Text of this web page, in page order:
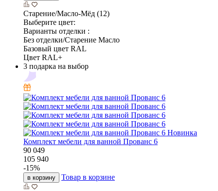
Старение/Масло-Мёд (12)
Выберите цвет:
Варианты отделки :
Без отделки/Старение Масло
Базовый цвет RAL
Цвет RAL+
3 подарка на выбор
Новинка
Комплект мебели для ванной Прованс 6
90 049
105 940
-15%
в корзину Товар в корзине